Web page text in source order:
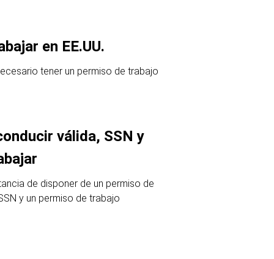
en EE.UU.
tener un permiso de trabajo
válida, SSN y
de disponer de un permiso de
y un permiso de trabajo